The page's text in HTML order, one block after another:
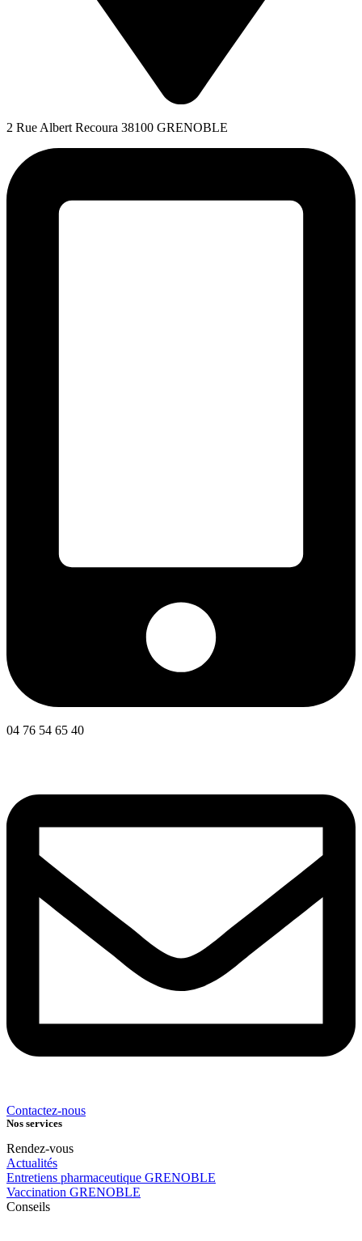
2 Rue Albert Recoura 38100 GRENOBLE
04 76 54 65 40
Contactez-nous
Nos services
Rendez-vous
Actualités
Entretiens pharmaceutique GRENOBLE
Vaccination GRENOBLE
Conseils